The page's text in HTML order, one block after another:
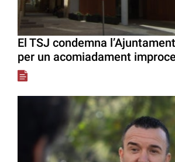
El TSJ condemna
per un acomiadament